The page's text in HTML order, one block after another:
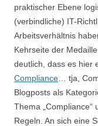
praktischer Ebene
(verbindliche) IT-
Arbeitsverhältnis
Kehrseite der
deutlich, dass es hier
Compliance … tja,
Blogposts als
Thema „Compliance“
Regeln. An sich eine